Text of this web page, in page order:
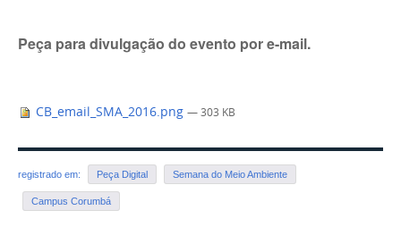
Peça para divulgação do evento por e-mail.
CB_email_SMA_2016.png — 303 KB
registrado em: Peça Digital Semana do Meio Ambiente
Campus Corumbá